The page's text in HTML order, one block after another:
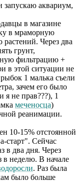
запускаю аквариум,
в магазине
в мраморную
растений. Через два
грунт,
фильтрацию +
в этой ситуации не
1 малька съели
зачем его было
я не прав???), 1
меченосца)
реанимации.
10-15% отстоянной
старт". Сейчас
в два дня. Через
в неделю. В начале
. Раз была
было больше